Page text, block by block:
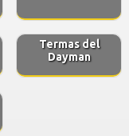
Termas del
Dayman